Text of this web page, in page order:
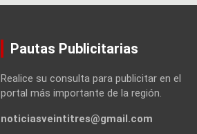
Pautas Publicitarias
Realice su consulta para publicitar en el
portal más importante de la región.
noticiasveintitres@gmail.com